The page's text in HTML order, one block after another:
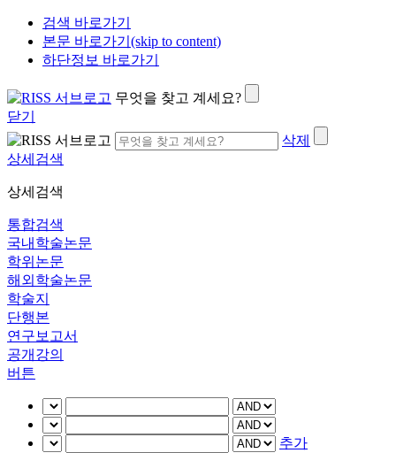
검색 바로가기
본문 바로가기(skip to content)
하단정보 바로가기
무엇을 찾고 계세요?
닫기
삭제
상세검색
상세검색
통합검색
국내학술논문
학위논문
해외학술논문
학술지
단행본
연구보고서
공개강의
버튼
추가